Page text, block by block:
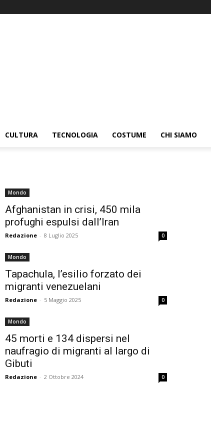
CULTURA TECNOLOGIA COSTUME CHI SIAMO
Mondo
Afghanistan in crisi, 450 mila
profughi espulsi dall’Iran
Redazione - 8 Luglio 2025 0
Mondo
Tapachula, l’esilio forzato dei
migranti venezuelani
Redazione - 5 Maggio 2025 0
Mondo
45 morti e 134 dispersi nel
naufragio di migranti al largo di
Gibuti
Redazione - 2 Ottobre 2024 0